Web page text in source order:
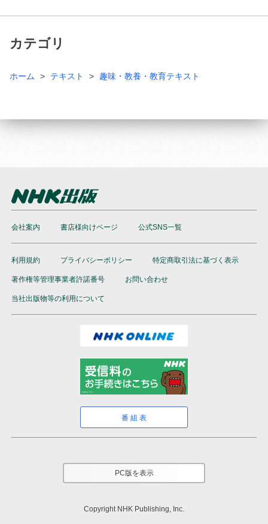
カテゴリ
ホーム テキスト 趣味・教養・教育テキスト
会社案内 書店様向けページ 公式SNS一覧
利用規約 プライバシーポリシー 特定商取引法に基づく表示
著作権等管理事業者許諾番号 お問い合わせ
当社出版物等の利用について
番組表
PC版を表示
Copyright NHK Publishing, Inc.